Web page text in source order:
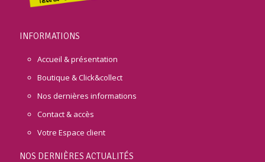
INFORMATIONS
Accueil & présentation
Boutique & Click&collect
Nos dernières informations
Contact & accès
Votre Espace client
NOS DERNIÈRES ACTUALITÉS